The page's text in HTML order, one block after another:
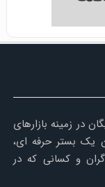
در زمینه بازارهای
یک بستر حرفه ای،
و کسانی که در